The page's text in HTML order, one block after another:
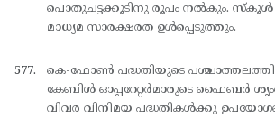
പൊതുചട്ടക്കൂടിനു രൂപം നല്‍കും. സ്കൂള്‍
മാധ്യമ സാരക്ഷരത ഉള്‍പ്പെടുത്തും.
കെ-ഫോണ്‍ പദ്ധതിയുടെ
കേബിള്‍ ഓപ്പറേറ്റര്‍മാരുടെ ഫൈബര്‍
വിവര വിനിമയ പദ്ധതികള്‍ക്കു